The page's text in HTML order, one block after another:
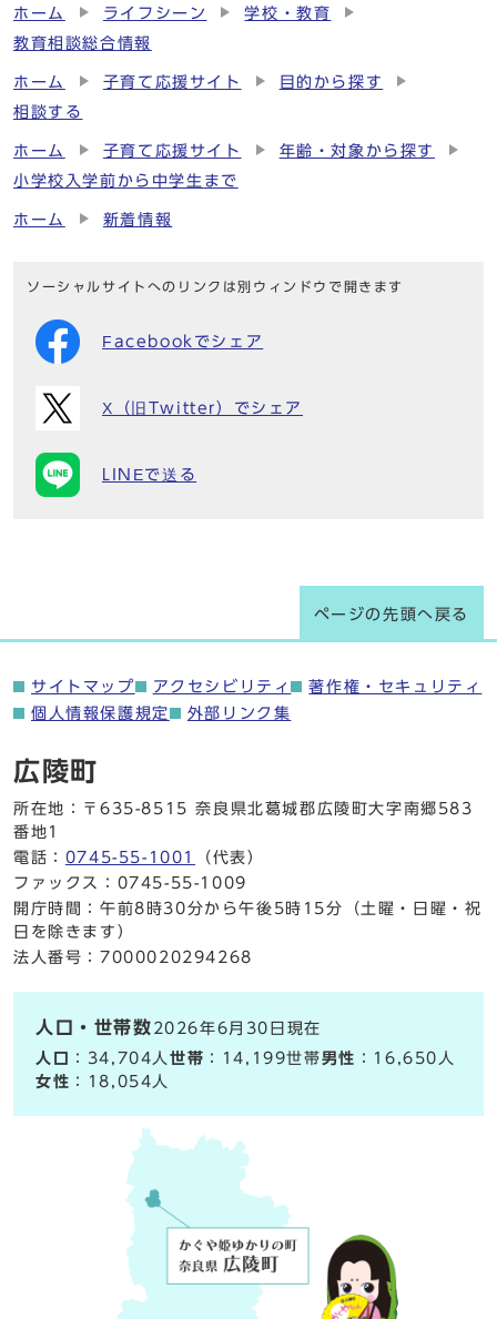
ホーム ライフシーン
学校・教育
教育相談総合情報
ホーム 子育て応援サイト
目的から探す
相談する
ホーム 子育て応援サイト
年齢・対象から探す
小学校入学前から中学生まで
ホーム 新着情報
ソーシャルサイトへのリンクは別ウィンドウで開きます
Facebookでシェア
X（旧Twitter）でシェア
LINEで送る
ページの先頭へ戻る
サイトマップ アクセシビリティ
著作権・セキュリティ
個人情報保護規定
外部リンク集
広陵町
所在地：〒635-8515 奈良県北葛城郡広陵町大字南郷583
番地1
電話： 0745-55-1001
（代表）
ファックス：0745-55-1009
開庁時間：午前8時30分から午後5時15分（土曜・日曜・祝
日を除きます）
法人番号：7000020294268
人口・世帯数 2026年6月30日現在
人口
：34,704人世帯 ：14,199世帯男性 ：16,650人
女性 ：18,054人